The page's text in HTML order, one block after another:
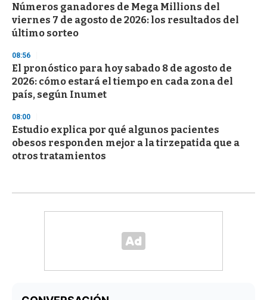
Números ganadores de Mega Millions del
viernes 7 de agosto de 2026: los resultados del
último sorteo
08:56
El pronóstico para hoy sabado 8 de agosto de
2026: cómo estará el tiempo en cada zona del
país, según Inumet
08:00
Estudio explica por qué algunos pacientes
obesos responden mejor a la tirzepatida que a
otros tratamientos